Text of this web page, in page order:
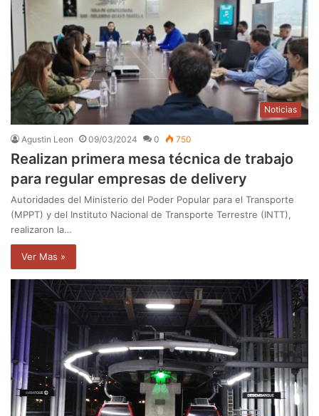
Noticias
Agustin Leon 09/03/2024 0 750
Realizan primera mesa técnica de trabajo
para regular empresas de delivery
Autoridades del Ministerio del Poder Popular para el Transporte
(MPPT) y del Instituto Nacional de Transporte Terrestre (INTT),
realizaron la…
Ver Mas »